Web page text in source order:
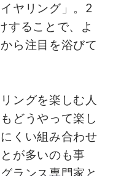
ヤリング」。2
することで、よ
ら注目を浴びて
ングを楽しむ人
どうやって楽し
くい組み合わせ
が多いのも事